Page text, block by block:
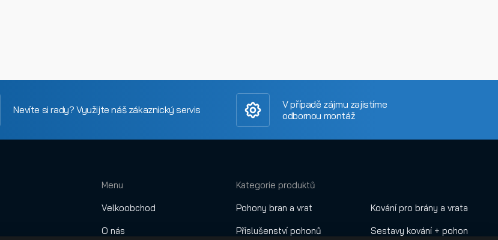
Nevíte si rady? Využijte náš zákaznický servis
V případě zájmu zajistíme
odbornou montáž
Menu
Velkoobchod
O nás
Kategorie produktů
Pohony bran a vrat
Příslušenství pohonů
Kování pro brány a vrata
Sestavy kování + pohon